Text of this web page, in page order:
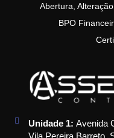
Abertura,
BPO
Unidade 1: Avenida
Vila Pereira Barreto,